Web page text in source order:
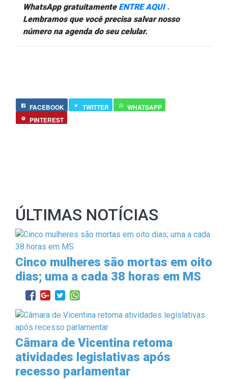
WhatsApp gratuitamente ENTRE AQUI .
Lembramos que você precisa salvar nosso
número na agenda do seu celular.
FACEBOOK TWITTER
WHATSAPP
PINTEREST
ÚLTIMAS NOTÍCIAS
Cinco mulheres são mortas em oito
dias; uma a cada 38 horas em MS
Câmara de Vicentina retoma
atividades legislativas após
recesso parlamentar